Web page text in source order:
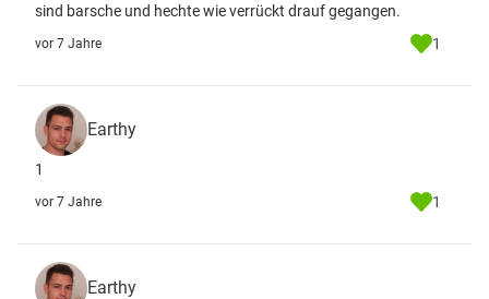
sind barsche und hechte wie verrückt drauf gegangen.
vor 7 Jahre 1
Earthy
1
vor 7 Jahre 1
Earthy